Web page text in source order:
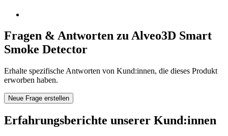
Fragen & Antworten zu Alveo3D Smart
Smoke Detector
Erhalte spezifische Antworten von Kund:innen, die dieses Produkt
erworben haben.
Neue Frage erstellen
Erfahrungsberichte unserer Kund:innen